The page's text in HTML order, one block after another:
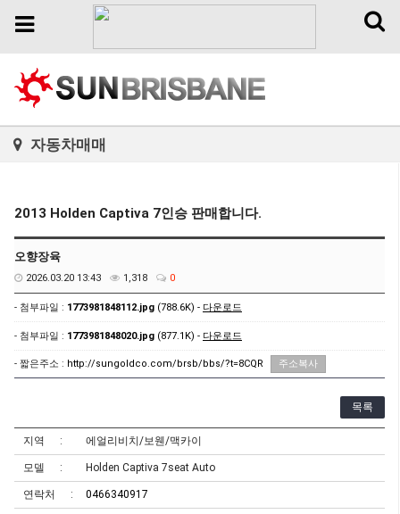
Toggle
Toggle
자동차매매
2013 Holden Captiva 7인승 판매합니다.
오향장육
2026.03.20 13:43 1,318 0
- 첨부파일 : 1773981848112.jpg (788.6K) - 다운로드
- 첨부파일 : 1773981848020.jpg (877.1K) - 다운로드
- 짧은주소 : http://sungoldco.com/brsb/bbs/?t=8CQR 주소복사
목록
지역 에얼리비치/보웬/맥카이
모델 Holden Captiva 7seat Auto
연락처 0466340917